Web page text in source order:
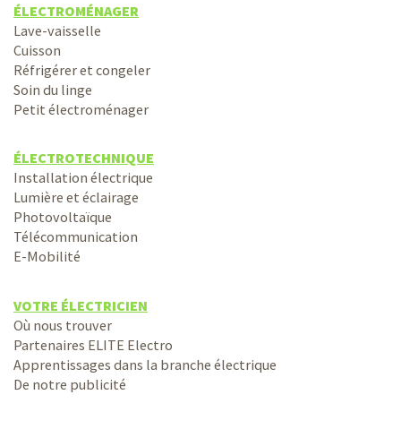
ÉLECTROMÉNAGER
Lave-vaisselle
Cuisson
Réfrigérer et congeler
Soin du linge
Petit électroménager
ÉLECTROTECHNIQUE
Installation électrique
Lumière et éclairage
Photovoltaïque
Télécommunication
E-Mobilité
VOTRE ÉLECTRICIEN
Où nous trouver
Partenaires ELITE Electro
Apprentissages dans la branche électrique
De notre publicité